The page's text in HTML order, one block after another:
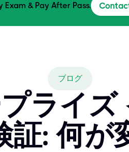
Exam & Pay After Pass.
ブログ
ライズ
証: 何が